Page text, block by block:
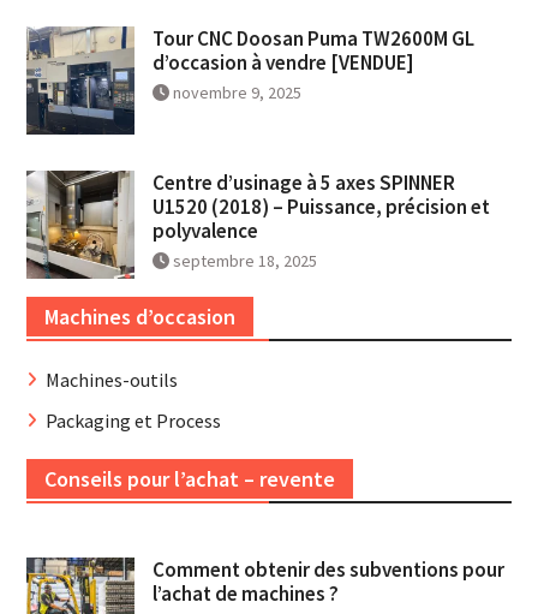
Tour CNC Doosan Puma TW2600M GL
d’occasion à vendre [VENDUE]
novembre 9, 2025
Centre d’usinage à 5 axes SPINNER
U1520 (2018) – Puissance, précision et
polyvalence
septembre 18, 2025
Machines d’occasion
Machines-outils
Packaging et Process
Conseils pour l’achat – revente
Comment obtenir des subventions pour
l’achat de machines ?